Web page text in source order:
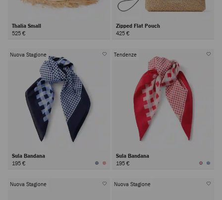
Thalia Small
525 €
Zipped Flat Pouch
425 €
Nuova Stagione
Sula Bandana
195 €
Tendenze
Sula Bandana
195 €
Nuova Stagione Nuova Stagione